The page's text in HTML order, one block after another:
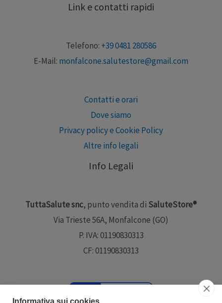
Link e contatti rapidi
Telefono: +39 0481 280586
E-Mail: monfalcone.salutestore@gmail.com
Contatti e orari
Dove siamo
Privacy policy e Cookie Policy
Altre info legali
Info Legali
TuttaSalute snc, punto vendita di SaluteStore®
Via Trieste 56A, Monfalcone (GO)
P. IVA: 01190830313
CF: 01190830313
Informativa sui cookies